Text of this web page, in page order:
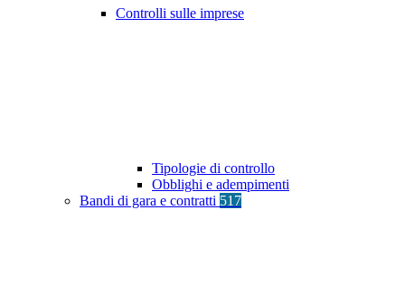
Controlli sulle imprese
Tipologie di controllo
Obblighi e adempimenti
Bandi di gara e contratti 517